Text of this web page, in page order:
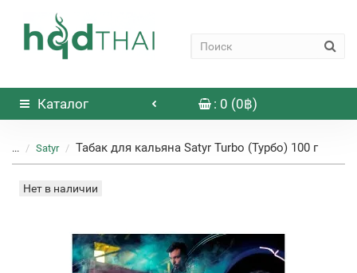
Каталог : 0 (0฿)
... Satyr Табак для кальяна Satyr Turbo (Турбо) 100 г
Нет в наличии